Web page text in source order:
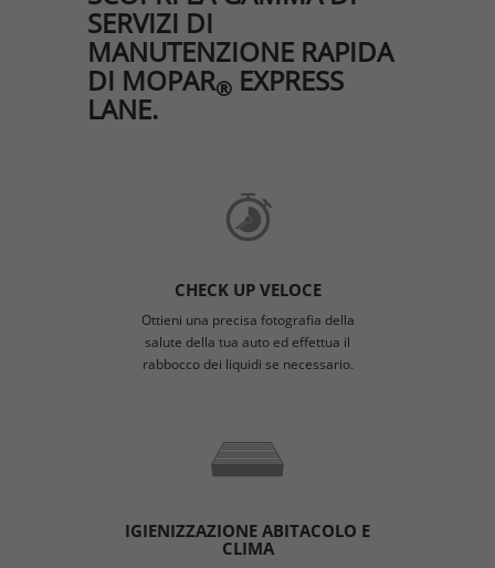
SERVIZI DI
MANUTENZIONE RAPIDA
DI MOPAR® EXPRESS
LANE.
CHECK UP VELOCE
Ottieni una precisa fotografia della
salute della tua auto ed effettua il
rabbocco dei liquidi se necessario.
IGIENIZZAZIONE ABITACOLO E
CLIMA